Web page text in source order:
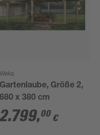
Weka
Gartenlaube, Größe 2,
680 x 380 cm
2.799,00 €